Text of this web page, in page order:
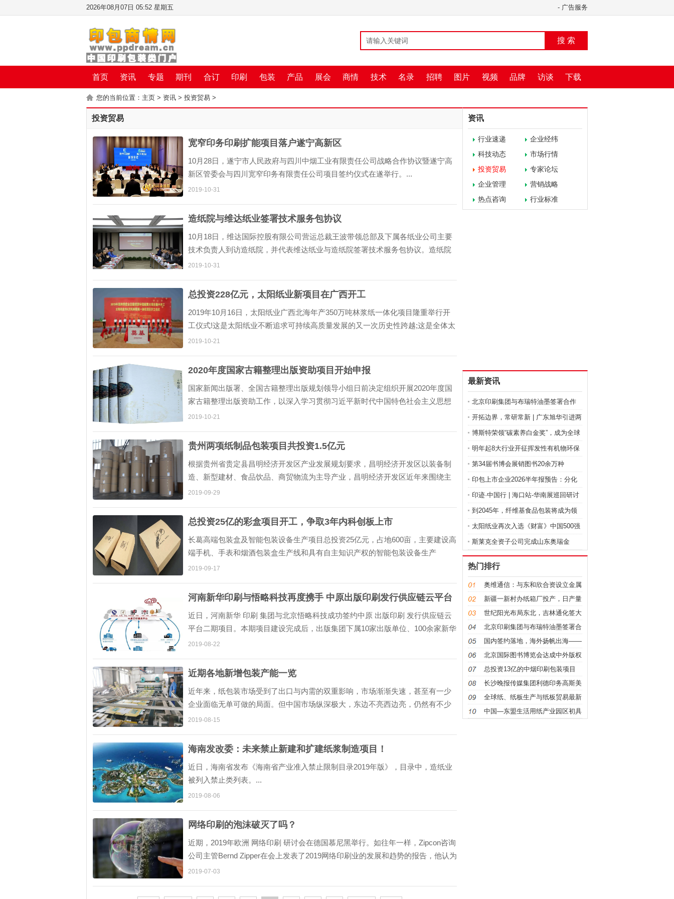
- 广告服务
2026年08月07日 05:52 星期五
搜 索
首页 资讯 专题 期刊 合订 印刷 包装 产品 展会 商情 技术 名录 招聘 图片 视频 品牌 访谈 下载
您的当前位置： 主页 > 资讯 > 投资贸易 >
投资贸易
宽窄印务印刷扩能项目落户遂宁高新区
10月28日，遂宁市人民政府与四川中烟工业有限责任公司战略合作协议暨遂宁高
新区管委会与四川宽窄印务有限责任公司项目签约仪式在遂举行。...
2019-10-31
造纸院与维达纸业签署技术服务包协议
10月18日，维达国际控股有限公司营运总裁王波带领总部及下属各纸业公司主要
技术负责人到访造纸院，并代表维达纸业与造纸院签署技术服务包协议。造纸院
总经理孙波、总经理助理田超及研究开发部、质检中心、生活用纸中心等主要业
2019-10-31
总投资228亿元，太阳纸业新项目在广西开工
2019年10月16日，太阳纸业广西北海年产350万吨林浆纸一体化项目隆重举行开
工仪式!这是太阳纸业不断追求可持续高质量发展的又一次历史性跨越;这是全体太
阳人努力打造可持续发展、受人尊重的全球卓越企业的重要阶段性成果;这更是太
2019-10-21
2020年度国家古籍整理出版资助项目开始申报
国家新闻出版署、全国古籍整理出版规划领导小组日前决定组织开展2020年度国
家古籍整理出版资助工作，以深入学习贯彻习近平新时代中国特色社会主义思想
和党的十九大精神，推动中华优秀传统文化创造性转化、创新性发展，加强古籍
2019-10-21
贵州两项纸制品包装项目共投资1.5亿元
根据贵州省贵定县昌明经济开发区产业发展规划要求，昌明经济开发区以装备制
造、新型建材、食品饮品、商贸物流为主导产业，昌明经济开发区近年来围绕主
导产业科学招商成效显著。...
2019-09-29
总投资25亿的彩盒项目开工，争取3年内科创板上市
长葛高端包装盒及智能包装设备生产项目总投资25亿元，占地600亩，主要建设高
端手机、手表和烟酒包装盒生产线和具有自主知识产权的智能包装设备生产
线。...
2019-09-17
河南新华印刷与悟略科技再度携手 中原出版印刷发行供应链云平台
近日，河南新华 印刷 集团与北京悟略科技成功签约中原 出版印刷 发行供应链云
平台二期项目。本期项目建设完成后，出版集团下属10家出版单位、100余家新华
书店收书点、物资公司、两家直属印刷企业(河南新华印刷集团和北京汇林印务)和
2019-08-22
近期各地新增包装产能一览
近年来，纸包装市场受到了出口与内需的双重影响，市场渐渐失速，甚至有一少
企业面临无单可做的局面。但中国市场纵深极大，东边不亮西边亮，仍然有不少
企业选择继续扩张。...
2019-08-15
海南发改委：未来禁止新建和扩建纸浆制造项目！
近日，海南省发布《海南省产业准入禁止限制目录2019年版》，目录中，造纸业
被列入禁止类列表。...
2019-08-06
网络印刷的泡沫破灭了吗？
近期，2019年欧洲 网络印刷 研讨会在德国慕尼黑举行。如往年一样，Zipcon咨询
公司主管Bernd Zipper在会上发表了2019网络印刷业的发展和趋势的报告，他认为
网络印刷销售额两位数增长的时期已经过去了。 印刷行业 必须重新定义印刷的价
2019-07-03
资讯
行业速递
企业经纬
科技动态
市场行情
投资贸易
专家论坛
企业管理
营销战略
热点咨询
行业标准
最新资讯
北京印刷集团与布瑞特油墨签署合作
框架
开拓边界，常研常新 | 广东旭华引进两
博斯特荣领“碳素养白金奖”，成为全球
明年起8大行业开征挥发性有机物环保
税
第34届书博会展销图书20余万种
印包上市企业2026半年报预告：分化
加剧
印迹·中国行 | 海口站-华南展巡回研讨
到2045年，纤维基食品包装将成为领
先的
太阳纸业再次入选《财富》中国500强
斯莱克全资子公司完成山东奥瑞金
70%股
热门排行
奥维通信：与东和欣合资设立金属
包装材
新疆一新村办纸箱厂投产，日产量
高达20
世纪阳光布局东北，吉林通化签大
型改造
北京印刷集团与布瑞特油墨签署合
作框架
国内签约落地，海外扬帆出海——
近期印
北京国际图书博览会达成中外版权
贸易协
总投资13亿的中烟印刷包装项目
首条生
长沙晚报传媒集团利德印务高斯美
康智能
全球纸、纸板生产与纸板贸易最新
数据都
中国—东盟生活用纸产业园区初具